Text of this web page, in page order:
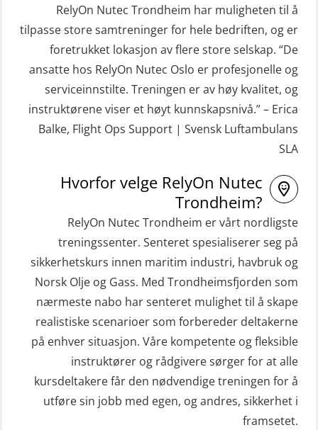
HLO/MOB/Søk- og Redningslag
kombinasjon – repetisjon (OSC1162)
HLO/Søk & Redningslag kombinasjon
– repetisjon (OSC1161)
Helikopterevakuering inkl.
Pustelunge (OSE1251)
Helikopterevakuering med HABD,
inkl. Brannslukking og Førstehjelp-
sivile mannskaper (FSC119)
Helikopterevakuering med HABD,
inkl. brannslukning (FSC121)
Hjertestarter brukerkurs (OFA107)
Kombi Søk og Redningslag og HLO
repetisjonskurs med e-læring
(ABSBLE010)
Kondisjonstest (OSC151)
Ledertrening i beredskap og
krisehåndtering for plattformsjefer
STCW Grunnkurs Redningsfarkoster
(MBSBLE022)
STCW Hurtiggående mann over bord
båt (HMOB) (MSE100)
STCW Hurtiggående mann over bord
båt (HMOB) oppdatering (MSE1001)
STCW Livbåtfører redningsfarkoster
32 t (MSE1031)
STCW Mann-Over-Bord
(hurtiggående) 32 t m/mørkekjøring
(MSE112)
STCW Redningsfarkost oppdatering
sliskebåt (MSE116)
STCW Sikkerhetsopplæring for
sjøfolk på mindre skip med eLearning
(MBSBLE003)
STCW oppdatering Livbåtfører
redningsfarkoster 8 t – konvensjonell
RelyOn Nutec Trondheim har muligheten til å
tilpasse store samtreninger for hele bedriften, og er
foretrukket lokasjon av flere store selskap. “De
ansatte hos RelyOn Nutec Oslo er profesjonelle og
serviceinnstilte. Treningen er av høy kvalitet, og
instruktørene viser et høyt kunnskapsnivå.” – Erica
Balke, Flight Ops Support | Svensk Luftambulans
SLA
Hvorfor velge RelyOn Nutec
Trondheim?
RelyOn Nutec Trondheim er vårt nordligste
treningssenter. Senteret spesialiserer seg på
sikkerhetskurs innen maritim industri, havbruk og
Norsk Olje og Gass. Med Trondheimsfjorden som
nærmeste nabo har senteret mulighet til å skape
realistiske scenarioer som forbereder deltakerne
på enhver situasjon. Våre kompetente og fleksible
instruktører og rådgivere sørger for at alle
kursdeltakere får den nødvendige treningen for å
utføre sin jobb med egen, og andres, sikkerhet i
framsetet.